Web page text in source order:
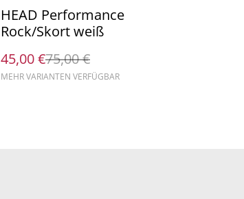
%
HEAD Performance
Rock/Skort weiß
45,00 €75,00 €
MEHR VARIANTEN VERFÜGBAR